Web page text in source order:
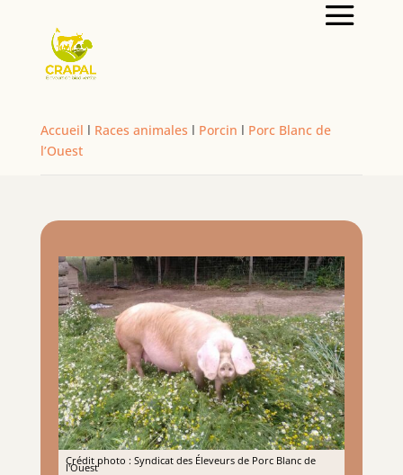
Accueil l Races animales l Porcin l Porc Blanc de
l’Ouest
Crédit photo : Syndicat des Éleveurs de Porc Blanc de
l'Ouest